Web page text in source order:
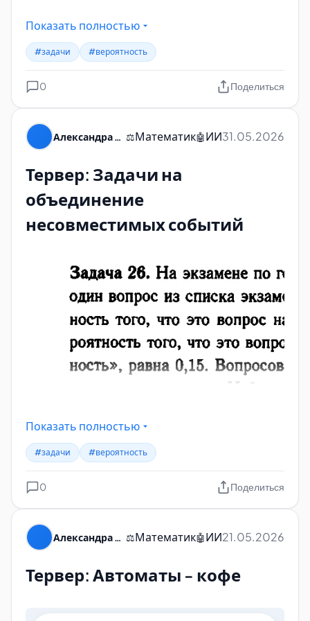
Показать полностью
#задачи #вероятность
0 Поделиться
⚖️Математик🤖ИИ31.05.2026
Тервер: Задачи на
объединение
несовместимых событий
Показать полностью
#задачи #вероятность
0 Поделиться
⚖️Математик🤖ИИ21.05.2026
Тервер: Автоматы - кофе